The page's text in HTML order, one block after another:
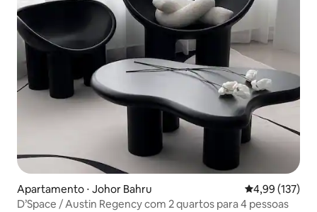
Apartamento ⋅ Johor Bahru 4,99 de uma
4,99 (137)
D’Space / Austin Regency com 2 quartos para 4 pessoas